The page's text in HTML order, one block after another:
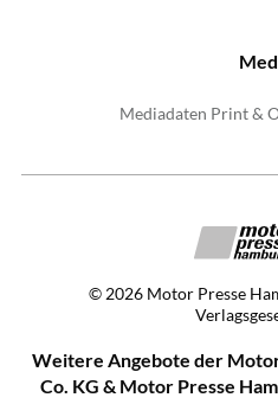
Mediadaten Print &
© 2026 Motor Presse
Weitere Angebote der
Co. KG & Motor Presse